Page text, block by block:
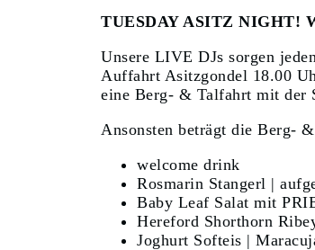
TUESDAY ASITZ NIGHT!
Unsere LIVE DJs sorgen
Auffahrt Asitzgondel 18.00
eine Berg- & Talfahrt mit der
Ansonsten beträgt die Berg-
welcome drink
Rosmarin Stangerl |
Baby Leaf Salat mit
Hereford Shorthorn
Joghurt Softeis |